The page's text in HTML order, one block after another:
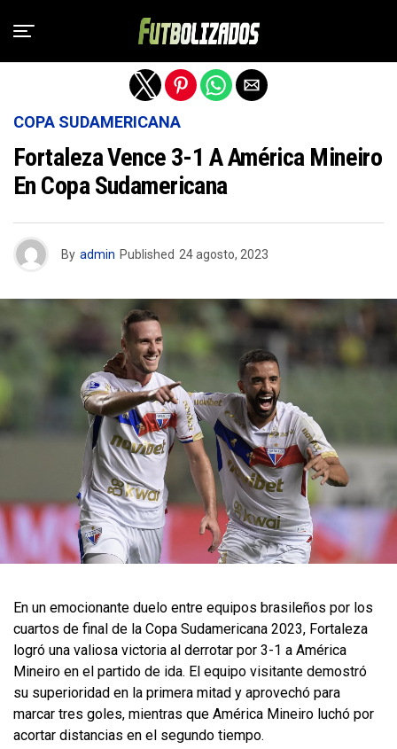
COPA SUDAMERICANA
Fortaleza Vence 3-1 A América Mineiro
En Copa Sudamericana
By admin Published 24 agosto, 2023
En un emocionante duelo entre equipos brasileños por los
cuartos de final de la Copa Sudamericana 2023, Fortaleza
logró una valiosa victoria al derrotar por 3-1 a América
Mineiro en el partido de ida. El equipo visitante demostró
su superioridad en la primera mitad y aprovechó para
marcar tres goles, mientras que América Mineiro luchó por
acortar distancias en el segundo tiempo.
Salir de la versión móvil